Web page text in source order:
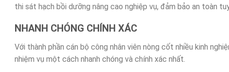
thi sát hạch bồi dưỡng nâng cao nghiệp vụ, đảm bảo an toàn
NHANH CHÓNG CHÍNH XÁC
Với thành phần cán bộ công nhân viên nòng cốt nhiều kinh
nhiệm vụ một cách nhanh chóng và chính xác nhất.